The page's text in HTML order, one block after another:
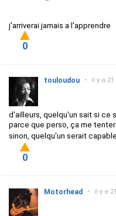
j'arriverai jamais a l'apprendre
0
touloudou • il y a 21
d'ailleurs, quelqu'un sait si ce
parce que perso, ça me
sinon, quelqu'un serait
0
Motorhead • il y a